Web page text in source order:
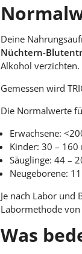
Deine
Nüchtern-
Alkohol
Gemessen wird
Die Normalwerte
Erwachsene:
Kinder: 30 – 160
Säuglinge: 44 –
Neugeborene:
Je nach Labor und
Labormethode
Was